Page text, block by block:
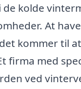
kolde
At
kommer til
med
ved